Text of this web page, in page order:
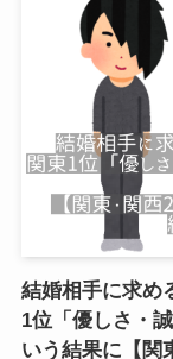
結婚相手に求め
1位「優しさ・
いう結果に【関